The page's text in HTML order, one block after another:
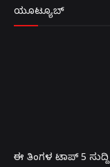
ಯೂಟ್ಯೂಬ್
ಈ ತಿಂಗಳ ಟಾಪ್ 5 ಸುದ್ದಿ